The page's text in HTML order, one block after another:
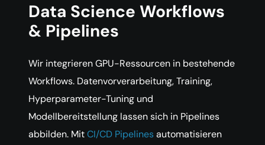
Data Science Workflows
& Pipelines
Wir integrieren GPU-Ressourcen in bestehende
Workflows. Datenvorverarbeitung, Training,
Hyperparameter-Tuning und
Modellbereitstellung lassen sich in Pipelines
abbilden. MitCI/CD Pipelinesautomatisieren